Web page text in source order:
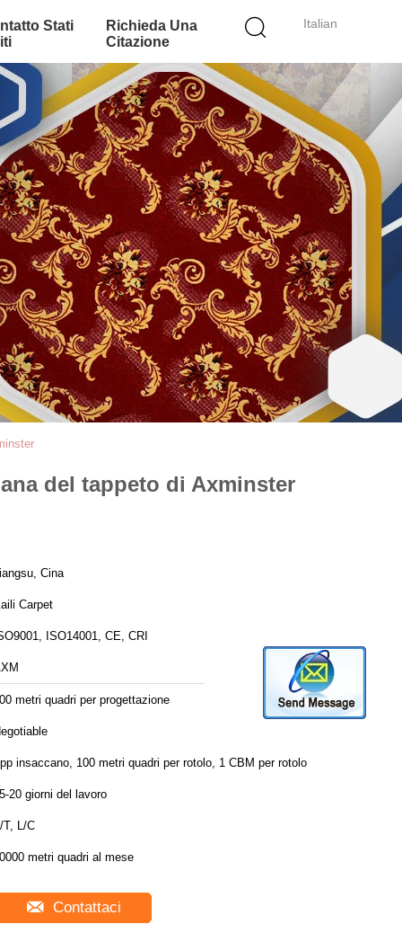
Italian
Stati
Richieda Una
Citazione
del tappeto di Axminster
Cina
Carpet
ISO14001, CE, CRI
metri quadri per progettazione
I pp insaccano, 100 metri quadri per rotolo, 1 CBM per rotolo
20 giorni del lavoro
T, L/C
metri quadri al mese
Contattaci